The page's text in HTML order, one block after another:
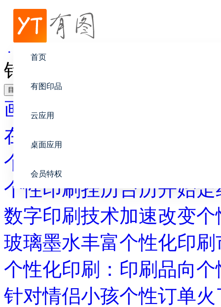
首页
有图印品
云应用
桌面应用
会员特权
帮助中心
在线印刷
针对情侣小孩个性订单
目录
画册设计
在线印刷
个性化出版 平价订制“微
个性印刷挂历台历开始
数字印刷技术加速改变
玻璃墨水丰富个性化印刷
个性化印刷：印刷品向
针对情侣小孩个性订单